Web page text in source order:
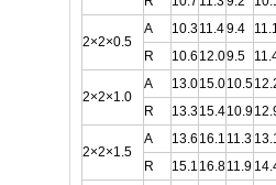
2×2×0.5
A 10.311.49.4
R
10.6 12.09.5
2×2×1.0
A 13.015.010.5
R
13.315.410.9
2×2×1.5
A 13.6 16.1 11.3
R
15.1 16.811.9